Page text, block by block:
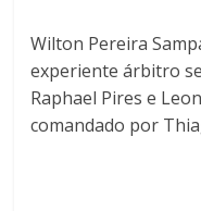
Wilton Pereira
experiente árbitro
Raphael Pires e
comandado por